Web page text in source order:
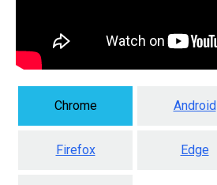
Chrome Android
Firefox Edge